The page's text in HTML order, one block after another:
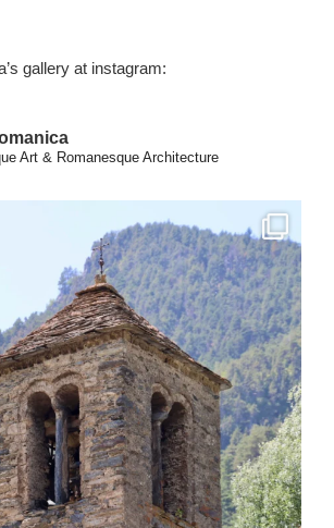
gallery at instagram:
Art & Romanesque Architecture